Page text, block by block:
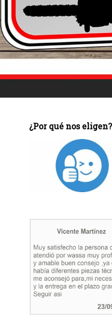
¿Por qué nos eligen?